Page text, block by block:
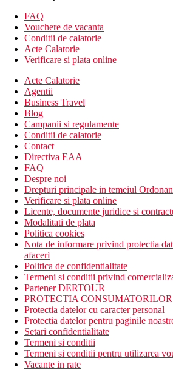
Cazare contra cost
Camera cu vedere laterala la mare
Camera cu vedere la mare
Suita Junior - cu vedere laterala
separate printr-un compartiment
mai spatioase
Descrierea hotelului
restaurantul principal
4 restaurante cu serviciu
italian, turcesc, contra cost -
Indepartat, fructe de mare)
12 baruri
wi-fi (gratuit)
piscina acoperita
piscina (sezlonguri, umbrele si
piscina pentru copii
loc de joaca
mini club (pentru copii 4-12 ani
club pentru adolescenti (pentru
mini cinematograf
magazine
sala de conferinta
Descrierea plajei
nisipos
sezlonguri, umbrele si prosoape
bar pe plaja
Activitati sportive gratuite
FAQ
Vouchere de vacanta
Conditii de calatorie
Acte Calatorie
Verificare si plata online
Acte Calatorie
Agentii
Business Travel
Blog
Campanii si regulamente
Conditii de calatorie
Contact
Directiva EAA
FAQ
Despre noi
Drepturi principale in temeiul
Verificare si plata online
Licente, documente juridice si
Modalitati de plata
Politica cookies
Nota de informare privind protectia
afaceri
Politica de confidentialitate
Termeni si conditii privind
Partener DERTOUR
PROTECTIA CONSUMATORILOR
Protectia datelor cu caracter personal
Protectia datelor pentru paginile
Setari confidentialitate
Termeni si conditii
Termeni si conditii pentru utilizarea
Vacante in rate